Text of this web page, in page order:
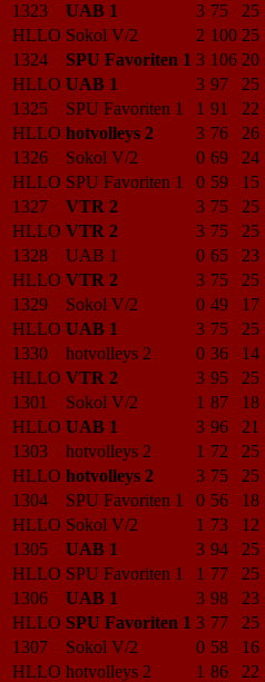
1323
UAB 1 3 75 25
HLLO Sokol V/2 2 100 25
1324
SPU Favoriten 1 3 106 20
HLLO UAB 1 3 97 25
1325
SPU Favoriten 1 1 91 22
HLLO hotvolleys 2 3 76 26
1326
Sokol V/2 0 69 24
HLLO SPU Favoriten 1 0 59 15
1327
VTR 2 3 75 25
HLLO VTR 2 3 75 25
1328
UAB 1 0 65 23
HLLO VTR 2 3 75 25
1329
Sokol V/2 0 49 17
HLLO UAB 1 3 75 25
1330
hotvolleys 2 0 36 14
HLLO VTR 2 3 95 25
1301
Sokol V/2 1 87 18
HLLO UAB 1 3 96 21
1303
hotvolleys 2 1 72 25
HLLO hotvolleys 2 3 75 25
1304
SPU Favoriten 1 0 56 18
HLLO Sokol V/2 1 73 12
1305
UAB 1 3 94 25
HLLO SPU Favoriten 1 1 77 25
1306
UAB 1 3 98 23
HLLO SPU Favoriten 1 3 77 25
1307
Sokol V/2 0 58 16
HLLO hotvolleys 2 1 86 22